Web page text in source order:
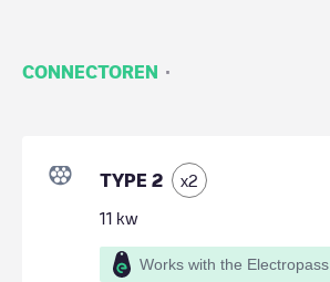
CONNECTOREN ·
TYPE 2 x2
11 kw
Works with the Electropass